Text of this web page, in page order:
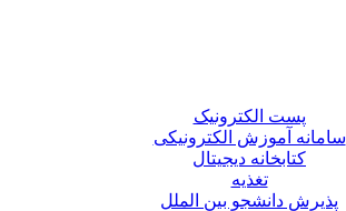
پست الکترونیک
سامانه آموزش الکترونیکی
کتابخانه دیجیتال
تغذیه
پذیرش دانشجو بین الملل